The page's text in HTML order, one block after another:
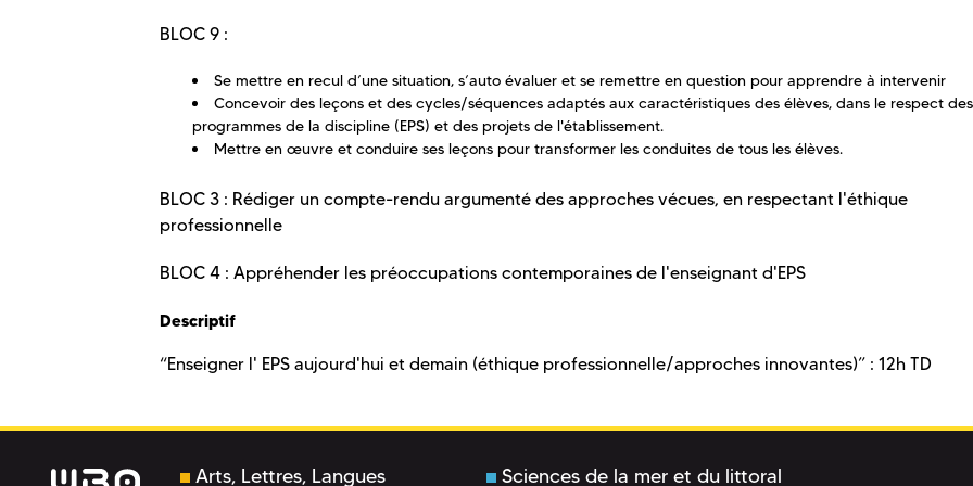
BLOC 9 :
Se mettre en recul d’une situation, s’auto évaluer et se remettre en question pour apprendre à intervenir
Concevoir des leçons et des cycles/séquences adaptés aux caractéristiques des élèves, dans le respect des
programmes de la discipline (EPS) et des projets de l'établissement.
Mettre en œuvre et conduire ses leçons pour transformer les conduites de tous les élèves.
BLOC 3 : Rédiger un compte-rendu argumenté des approches vécues, en respectant l'éthique
professionnelle
BLOC 4 : Appréhender les préoccupations contemporaines de l'enseignant d'EPS
Descriptif
“Enseigner l' EPS aujourd'hui et demain (éthique professionnelle/approches innovantes)” : 12h TD
Arts, Lettres, Langues Sciences de la mer et du littoral